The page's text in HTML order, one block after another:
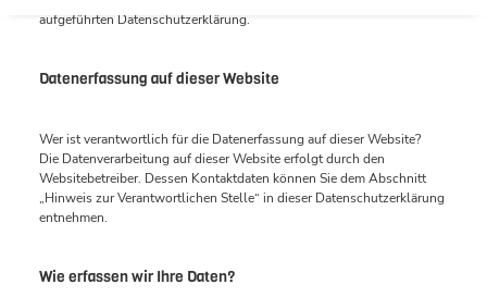
aufgeführten Datenschutzerklärung.
Datenerfassung auf dieser Website
Wer ist verantwortlich für die Datenerfassung auf dieser Website?
Die Datenverarbeitung auf dieser Website erfolgt durch den
Websitebetreiber. Dessen Kontaktdaten können Sie dem Abschnitt
„Hinweis zur Verantwortlichen Stelle“ in dieser Datenschutzerklärung
entnehmen.
Wie erfassen wir Ihre Daten?